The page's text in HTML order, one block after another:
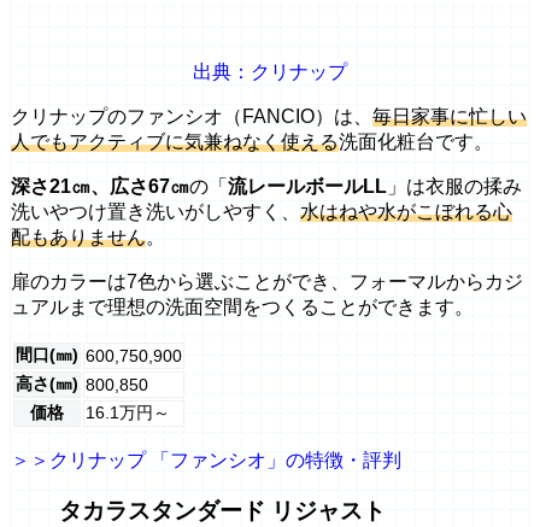
出典：クリナップ
クリナップのファンシオ（FANCIO）は、 毎日家事に忙しい
人でもアクティブに気兼ねなく使える洗面化粧台です。
深さ21㎝、広さ67㎝の「 流レールボールLL 」は衣服の揉み
洗いやつけ置き洗いがしやすく、 水はねや水がこぼれる心
配もありません。
扉のカラーは7色から選ぶことができ、フォーマルからカジ
ュアルまで理想の洗面空間をつくることができます。
間口(㎜) 600,750,900
高さ(㎜) 800,850
価格
16.1万円～
＞＞クリナップ 「ファンシオ」の特徴・評判
タカラスタンダード リジャスト